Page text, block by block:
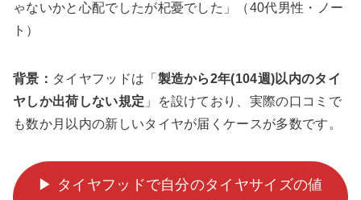
ゃないかと心配でしたが杞憂でした」（40代男性・ノー
ト）
背景： タイヤフッドは「 製造から2年(104週)以内のタイ
ヤしか出荷しない規定 」を設けており、実際の口コミで
も数か月以内の新しいタイヤが届くケースが多数です。
▶ タイヤフッドで自分のタイヤサイズの値